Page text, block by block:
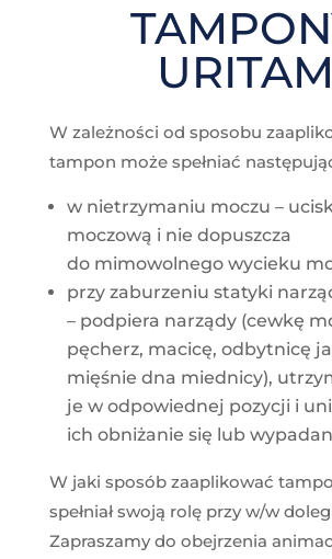
URITAM
W zależności od sposobu
tampon może spełniać
w nietrzymaniu moczu –
moczową i nie dopuszcza
do mimowolnego wycieku
przy zaburzeniu statyki
– podpiera narządy (cewkę
pęcherz, macicę, odbytnicę
mięśnie dna miednicy),
je w odpowiednej pozycji i
ich obniżanie się lub
W jaki sposób zaaplikować
spełniał swoją rolę przy w/w
Zapraszamy do obejrzenia